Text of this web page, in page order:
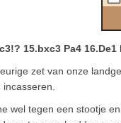
15.bxc3 Pa4 16.De1
zet van onze
wel tegen een stootje